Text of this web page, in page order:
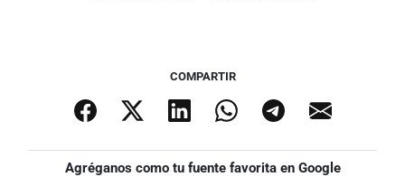
COMPARTIR
Agréganos como tu fuente favorita en Google